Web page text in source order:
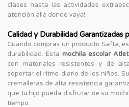
clases hasta las actividades
atención allá donde vaya!
Calidad y Durabilidad Garantizadas
Cuando compras un producto Safta,
durabilidad. Esta mochila escolar
con materiales resistentes y de
soportar el ritmo diario de los niños.
cremalleras de alta resistencia
que tu hijo pueda disfrutar de su
tiempo.